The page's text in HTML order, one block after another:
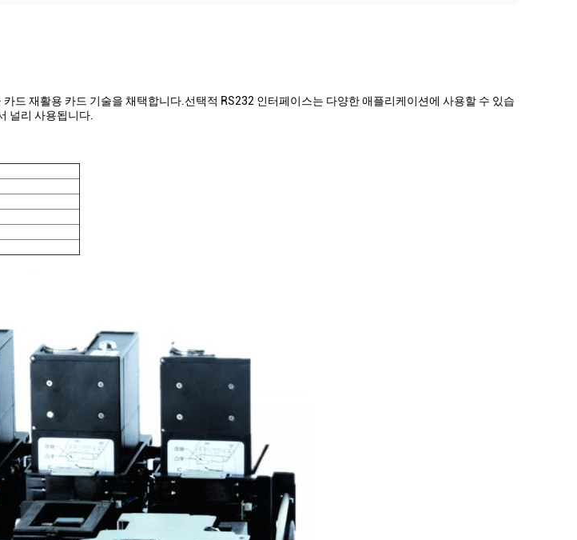
드 재활용 카드 기술을 채택합니다.선택적 RS232 인터페이스는 다양한 애플리케이션에 사용할 수 있습
널리 사용됩니다.